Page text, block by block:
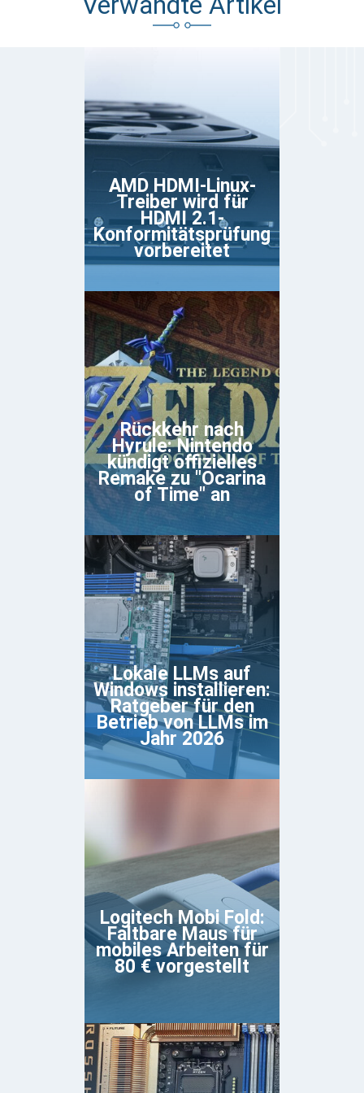
AMD HDMI-Linux-
Treiber wird für
HDMI 2.1-
Konformitätsprüfung
vorbereitet
Rückkehr nach
Hyrule: Nintendo
kündigt offizielles
Remake zu "Ocarina
of Time" an
Lokale LLMs auf
Windows installieren:
Ratgeber für den
Betrieb von LLMs im
Jahr 2026
Logitech Mobi Fold:
Faltbare Maus für
mobiles Arbeiten für
80 € vorgestellt